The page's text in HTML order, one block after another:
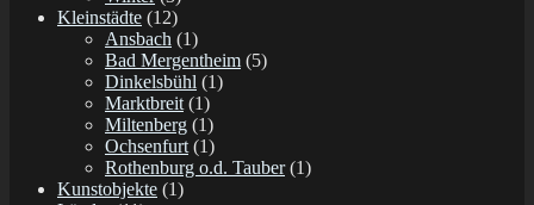
Kleinstädte (12)
Ansbach (1)
Bad Mergentheim (5)
Dinkelsbühl (1)
Marktbreit(1)
Miltenberg (1)
Ochsenfurt(1)
Rothenburg o.d. Tauber(1)
Kunstobjekte (1)